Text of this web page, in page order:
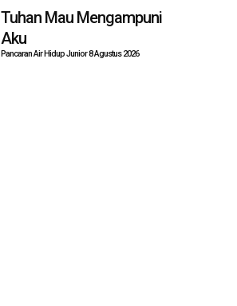
Tuhan Mau Mengampuni
Aku
Pancaran Air Hidup Junior 8 Agustus 2026